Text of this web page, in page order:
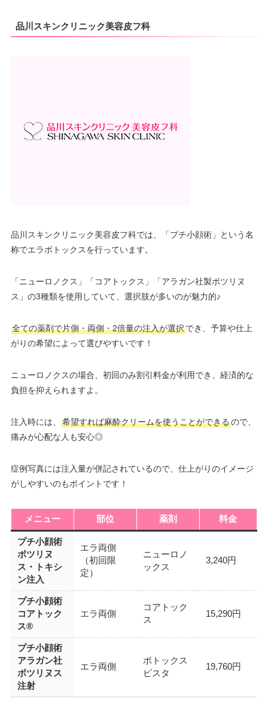
品川スキンクリニック美容皮フ科
品川スキンクリニック美容皮フ科では、「プチ小顔術」という名
称でエラボトックスを行っています。
「ニューロノクス」「コアトックス」「アラガン社製ボツリヌ
ス」の3種類を使用していて、選択肢が多いのが魅力的♪
全ての薬剤で片側・両側・2倍量の注入が選択でき、予算や仕上
がりの希望によって選びやすいです！
ニューロノクスの場合、初回のみ割引料金が利用でき、経済的な
負担を抑えられますよ。
注入時には、 希望すれば麻酔クリームを使うことができるので、
痛みが心配な人も安心◎
症例写真には注入量が併記されているので、仕上がりのイメージ
がしやすいのもポイントです！
メニュー 部位 薬剤 料金
プチ小顔術
ボツリヌ
ス・トキシ
ン注入
エラ両側
（初回限
定）
ニューロノ
ックス
3,240円
プチ小顔術
コアトック
ス®
エラ両側
コアトック
ス
15,290円
プチ小顔術
アラガン社
ボツリヌス
注射
エラ両側
ボトックス
ビスタ
19,760円